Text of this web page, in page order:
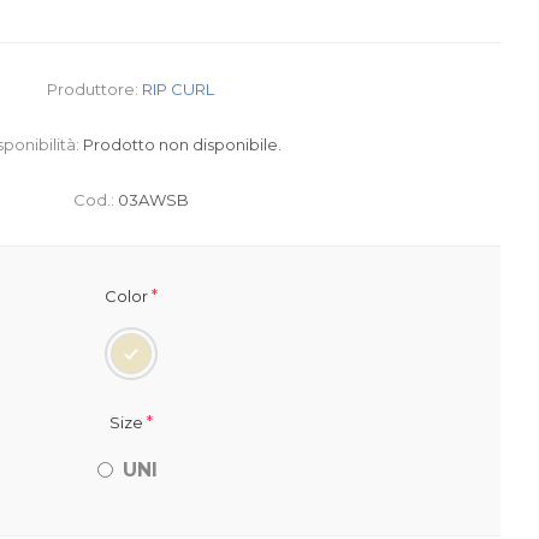
Produttore: RIP CURL
Prodotto non disponibile.
Cod.: 03AWSB
Color*
Size *
UNI